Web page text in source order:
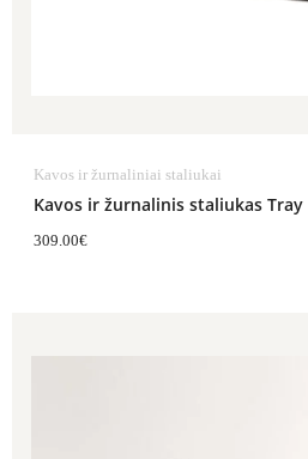
Kavos ir žurnaliniai staliukai
Kavos ir žurnalinis staliukas Tray
309.00€